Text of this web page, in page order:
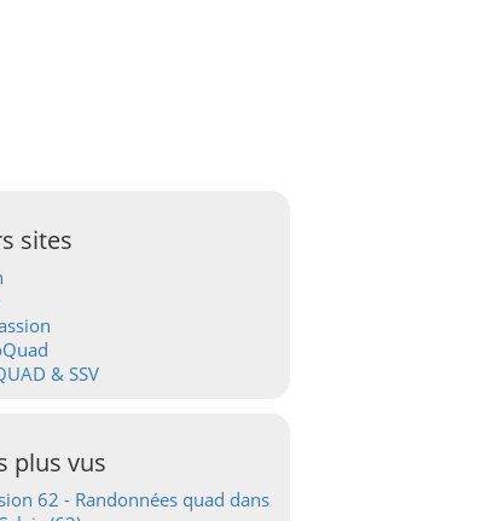
sites
& SSV
plus vus
62 - Randonnées quad dans